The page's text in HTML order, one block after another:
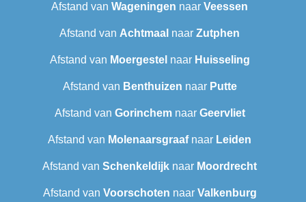
Afstand van Wageningen naar Veessen
Afstand van Achtmaal naar Zutphen
Afstand van Moergestel naar Huisseling
Afstand van Benthuizen naar Putte
Afstand van Gorinchemnaar Geervliet
Afstand van Molenaarsgraafnaar Leiden
Afstand van Schenkeldijk naar Moordrecht
Afstand van Voorschoten naar Valkenburg